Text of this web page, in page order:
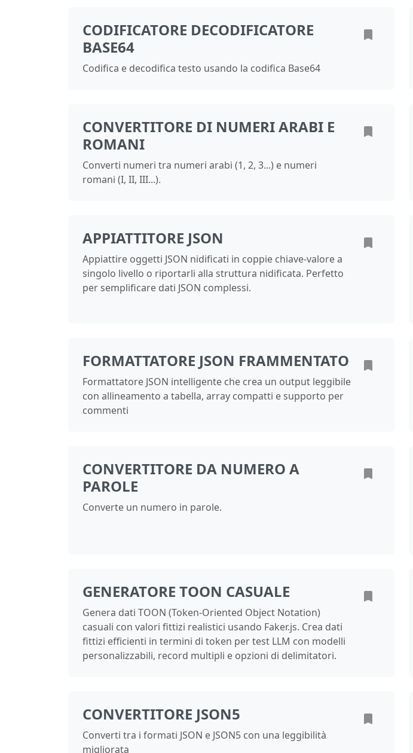
CODIFICATORE DECODIFICATORE
BASE64
Codifica e decodifica testo usando la codifica Base64
CONVERTITORE DI NUMERI ARABI E
ROMANI
Converti numeri tra numeri arabi (1, 2, 3...) e numeri
romani (I, II, III...).
APPIATTITORE JSON
Appiattire oggetti JSON nidificati in coppie chiave-valore a
singolo livello o riportarli alla struttura nidificata. Perfetto
per semplificare dati JSON complessi.
FORMATTATORE JSON FRAMMENTATO
Formattatore JSON intelligente che crea un output leggibile
con allineamento a tabella, array compatti e supporto per
commenti
CONVERTITORE DA NUMERO A
PAROLE
Converte un numero in parole.
GENERATORE TOON CASUALE
Genera dati TOON (Token-Oriented Object Notation)
casuali con valori fittizi realistici usando Faker.js. Crea dati
fittizi efficienti in termini di token per test LLM con modelli
personalizzabili, record multipli e opzioni di delimitatori.
CONVERTITORE JSON5
Converti tra i formati JSON e JSON5 con una leggibilità
migliorata